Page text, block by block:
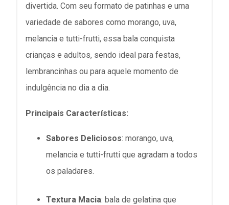
divertida. Com seu formato de patinhas e uma
variedade de sabores como morango, uva,
melancia e tutti-frutti, essa bala conquista
crianças e adultos, sendo ideal para festas,
lembrancinhas ou para aquele momento de
indulgência no dia a dia.
Principais Características:
Sabores Deliciosos: morango, uva,
melancia e tutti-frutti que agradam a todos
os paladares.
Textura Macia: bala de gelatina que